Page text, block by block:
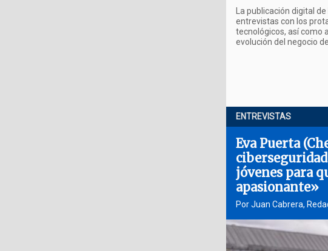
La publicación digital de
entrevistas con los
tecnológicos, así como
evolución del negocio
ENTREVISTAS
Eva Puerta
jóvenes para
apasionante»
Por Juan Cabrera,